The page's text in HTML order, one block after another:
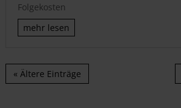
Folgekosten
mehr lesen
« Ältere Einträge